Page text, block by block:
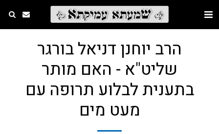
הרב יוחנן דניאל בורגר
שליט"א - האם מותר
בתענית לבלוע תרופה עם
מעט מים